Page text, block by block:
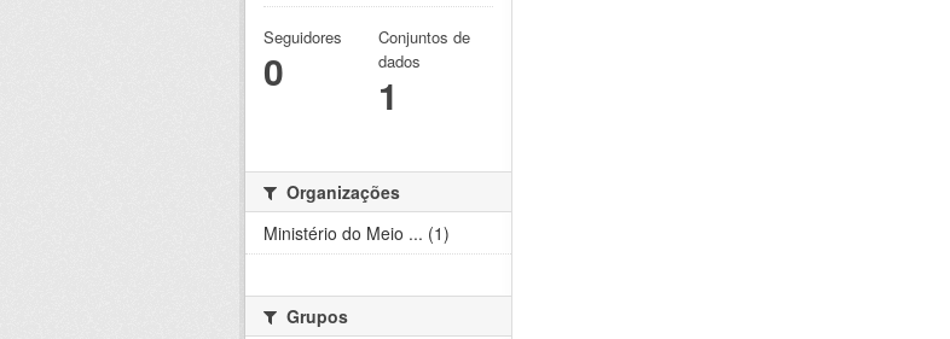
Seguidores
0
Conjuntos de
dados
1
Organizações
Ministério do Meio ... (1)
Grupos